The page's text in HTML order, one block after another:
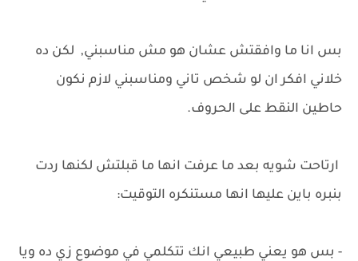
بس انا ما وافقتش عشان هو مش مناسبني, لكن ده
خلاني افكر ان لو شخص تاني ومناسبني لازم نكون
حاطين النقط على الحروف.
ارتاحت شويه بعد ما عرفت انها ما قبلتش لكنها ردت
بنبره باين عليها انها مستنكره التوقيت:
- بس هو يعني طبيعي انك تتكلمي في موضوع زي ده ويا